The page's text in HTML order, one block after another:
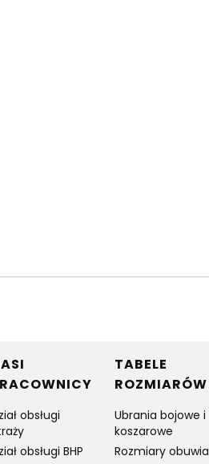
obsługi
obsługi BHP
TABELE
ROZMIARÓW
Ubrania bojowe i
koszarowe
Rozmiary obuwia